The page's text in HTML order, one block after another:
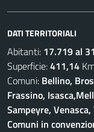
DATI TERRITORIALI
Abitanti: 17.719 al
Superficie:411,14
Comuni: Bellino,
Frassino,
Sampeyre,
Comuni in